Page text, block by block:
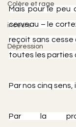
Colère et rage
inceste
Dépression
Mais pour le peu
cerveau – le
reçoit sans cesse
toutes les parties
Par nos cinq
Par la